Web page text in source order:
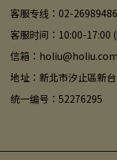
客服专线：02-
客服时间：10:00-17:00
信箱：
地址：新北市汐止區新
统一编号：52276295